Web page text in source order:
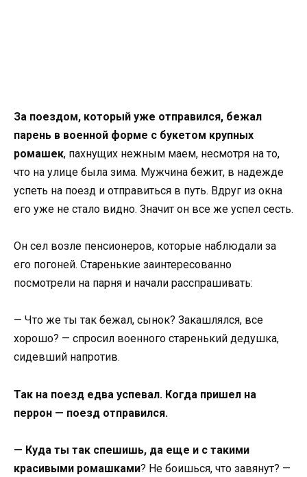
За поездом, который уже отправился, бежал
парень в военной форме с букетом крупных
ромашек, пахнущих нежным маем, несмотря на то,
что на улице была зима. Мужчина бежит, в надежде
успеть на поезд и отправиться в путь. Вдруг из окна
его уже не стало видно. Значит он все же успел сесть.
Он сел возле пенсионеров, которые наблюдали за
его погоней. Старенькие заинтересованно
посмотрели на парня и начали расспрашивать:
— Что же ты так бежал, сынок? Закашлялся, все
хорошо? — спросил военного старенький дедушка,
сидевший напротив.
Так на поезд едва успевал. Когда пришел на
перрон — поезд отправился.
— Куда ты так спешишь, да еще и с такими
красивыми ромашками? Не боишься, что завянут? —